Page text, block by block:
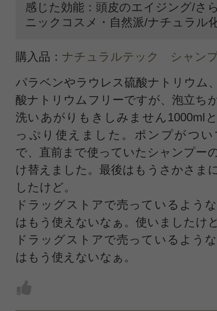
感じた効能：頭皮のエイジング/さ
ニックコスメ・自然派/ナチュラル
購入品： ナチュラルテック シャン
パラベンやラウレス硫酸ナトリウム
酸ナトリウムフリーですが、泡立ち
洗いあがりもきしみません1000ml
っぷり使えました。ポンプがつ
で、直前まで使っていたシャンプー
け替えました。最後はもうさかさま
したけど。
ドラッグストアで売っているよう
はもう使えないなぁ。使いましたけ
ドラッグストアで売っているよう
はもう使えないなぁ。